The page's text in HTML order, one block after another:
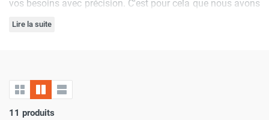
vos besoins avec précision. C'est pour cela que nous avons
sélectionné les marques :
inégalées à chaque visite. De plus, nous comprenons
l'importance
pourquoi nous nous assurons que votre commande arrive
Lire la suite
11 produits